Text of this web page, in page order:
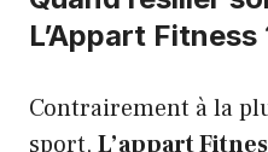
L’Appart Fitness
Contrairement à la
sport, L’appart